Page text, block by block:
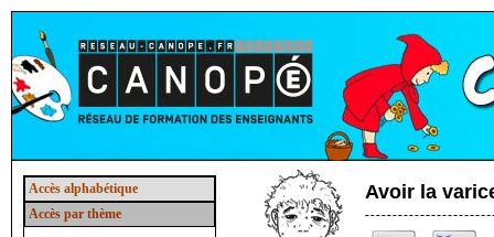
Accès alphabétique
Accès par thème
Avoir la